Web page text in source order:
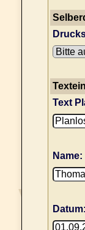
Text
Name:
Datum: